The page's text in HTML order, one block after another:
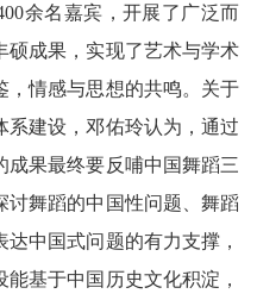
余名嘉宾，开展了广泛而
硕成果，实现了艺术与学术
，情感与思想的共鸣。关于
系建设，邓佑玲认为，通过
成果最终要反哺中国舞蹈三
讨舞蹈的中国性问题、舞蹈
中国式问题的有力支撑，
基于中国历史文化积淀，